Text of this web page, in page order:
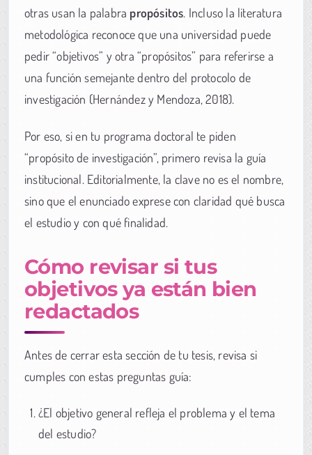
otras usan la palabra propósitos. Incluso la literatura
metodológica reconoce que una universidad puede
pedir “objetivos” y otra “propósitos” para referirse a
una función semejante dentro del protocolo de
investigación (Hernández y Mendoza, 2018).
Por eso, si en tu programa doctoral te piden
“propósito de investigación”, primero revisa la guía
institucional. Editorialmente, la clave no es el nombre,
sino que el enunciado exprese con claridad qué busca
el estudio y con qué finalidad.
Cómo revisar si tus
objetivos ya están bien
redactados
Antes de cerrar esta sección de tu tesis, revisa si
cumples con estas preguntas guía:
¿El objetivo general refleja el problema y el tema
del estudio?